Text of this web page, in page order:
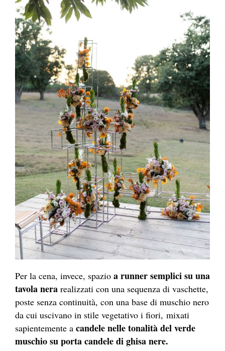
Per la cena, invece, spazio a runner semplici su una
tavola nera realizzati con una sequenza di vaschette,
poste senza continuità, con una base di muschio nero
da cui uscivano in stile vegetativo i fiori, mixati
sapientemente a candele nelle tonalità del verde
muschio su porta candele di ghisa nere.